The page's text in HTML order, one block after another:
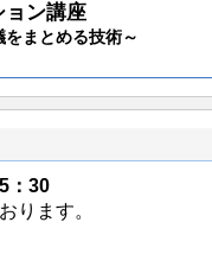
ョン講座
まとめる技術～
：30
ります。